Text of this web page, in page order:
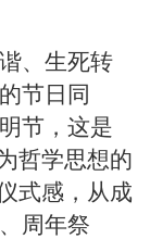
、生死转
节日同
节，这是
哲学思想的
式感，从成
周年祭